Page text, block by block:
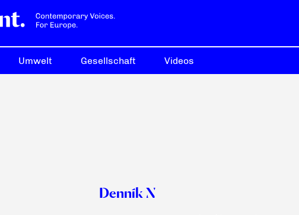
Umwelt Gesellschaft Videos
Denník N